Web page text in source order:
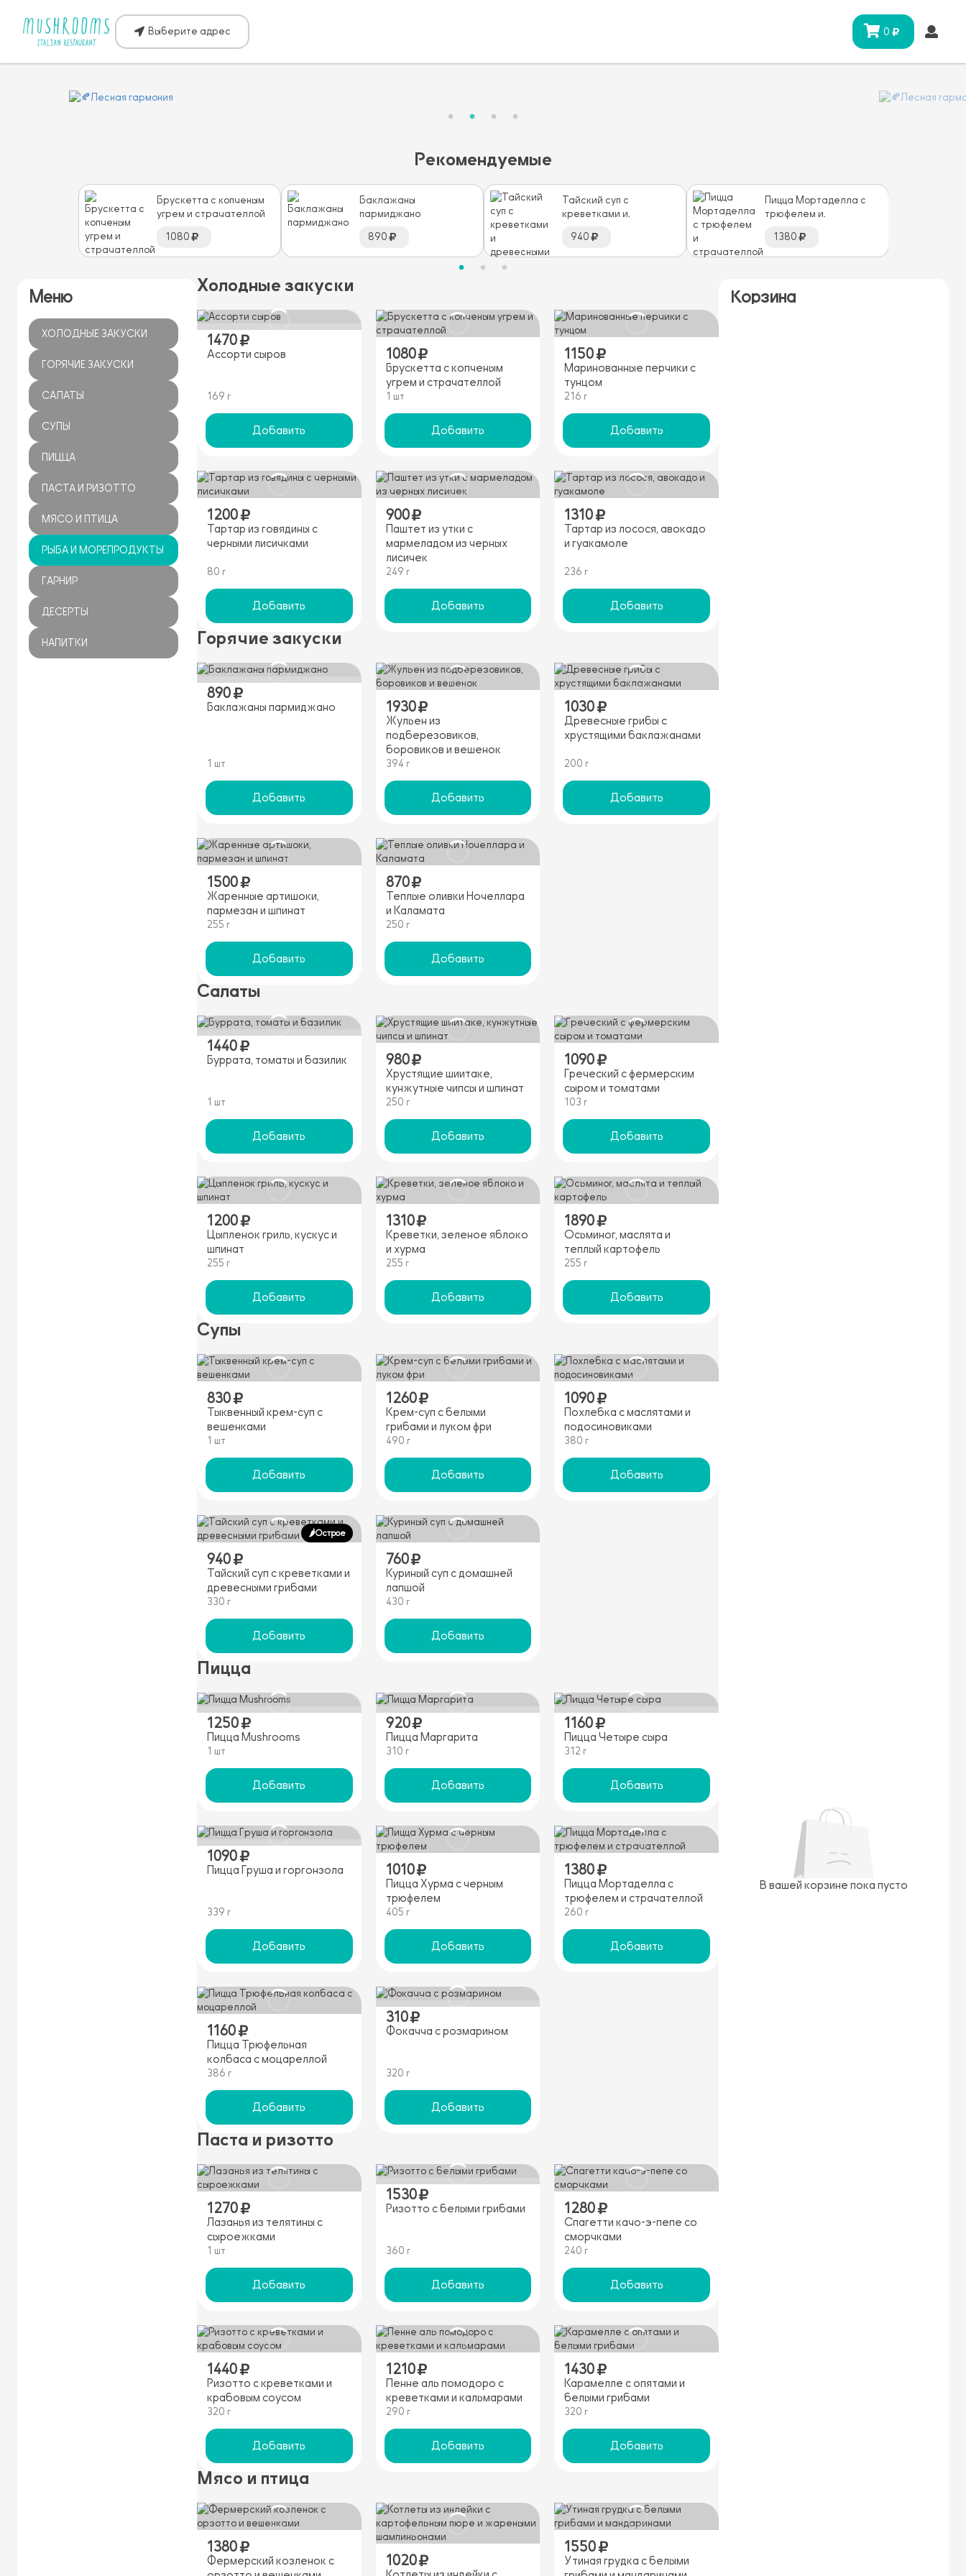
Выберите адрес 0
Рекомендуемые
Брускетта с копченым
угрем и страчателлой
1080
Баклажаны
пармиджано
890
Тайский суп с
креветками и
940
Пицца Мортаделла с
трюфелем и
1380
Меню
ХОЛОДНЫЕ ЗАКУСКИ
ГОРЯЧИЕ ЗАКУСКИ
САЛАТЫ
СУПЫ
ПИЦЦА
ПАСТА И РИЗОТТО
МЯСО И ПТИЦА
РЫБА И МОРЕПРОДУКТЫ
ГАРНИР
ДЕСЕРТЫ
НАПИТКИ
Холодные закуски
1470
Ассорти сыров
169 г
Добавить
1080
Брускетта с копченым
угрем и страчателлой
1 шт
Добавить
1150
Маринованные перчики с
тунцом
216 г
Добавить
1200
Тартар из говядины с
черными лисичками
80 г
Добавить
900
Паштет из утки с
мармеладом из черных
лисичек
249 г
Добавить
1310
Тартар из лосося, авокадо
и гуакамоле
236 г
Добавить
Горячие закуски
890
Баклажаны пармиджано
1 шт
Добавить
1930
Жульен из
подберезовиков,
боровиков и вешенок
394 г
Добавить
1030
Древесные грибы с
хрустящими баклажанами
200 г
Добавить
1500
Жаренные артишоки,
пармезан и шпинат
255 г
Добавить
870
Теплые оливки Ночеллара
и Каламата
250 г
Добавить
Салаты
1440
Буррата, томаты и базилик
1 шт
Добавить
980
Хрустящие шиитаке,
кунжутные чипсы и шпинат
250 г
Добавить
1090
Греческий с фермерским
сыром и томатами
103 г
Добавить
1200
Цыпленок гриль, кускус и
шпинат
255 г
Добавить
1310
Креветки, зеленое яблоко
и хурма
255 г
Добавить
1890
Осьминог, маслята и
теплый картофель
255 г
Добавить
Супы
830
Тыквенный крем-суп с
вешенками
1 шт
Добавить
1260
Крем-суп с белыми
грибами и луком фри
490 г
Добавить
1090
Похлебка с маслятами и
подосиновиками
380 г
Добавить
940
Тайский суп с креветками и
древесными грибами
330 г
Добавить
🌶️Острое
760
Куриный суп с домашней
лапшой
430 г
Добавить
Пицца
1250
Пицца Mushrooms
1 шт
Добавить
920
Пицца Маргарита
310 г
Добавить
1160
Пицца Четыре сыра
312 г
Добавить
1090
Пицца Груша и горгонзола
339 г
Добавить
1010
Пицца Хурма с черным
трюфелем
405 г
Добавить
1380
Пицца Мортаделла с
трюфелем и страчателлой
260 г
Добавить
1160
Пицца Трюфельная
колбаса с моцареллой
386 г
Добавить
310
Фокачча с розмарином
320 г
Добавить
Паста и ризотто
1270
Лазанья из телятины с
сыроежками
1 шт
Добавить
1530
Ризотто с белыми грибами
360 г
Добавить
1280
Спагетти качо-э-пепе со
сморчками
240 г
Добавить
1440
Ризотто с креветками и
крабовым соусом
320 г
Добавить
1210
Пенне аль помодоро с
креветками и кальмарами
290 г
Добавить
1430
Карамелле с опятами и
белыми грибами
320 г
Добавить
Мясо и птица
1380
Фермерский козленок с
1020
1550
Утиная грудка с белыми
Корзина
В вашей корзине пока пусто